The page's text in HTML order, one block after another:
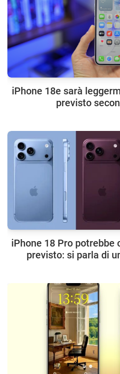
iPhone 18e sarà
previsto
iPhone 18 Pro potrebbe
previsto: si parla di